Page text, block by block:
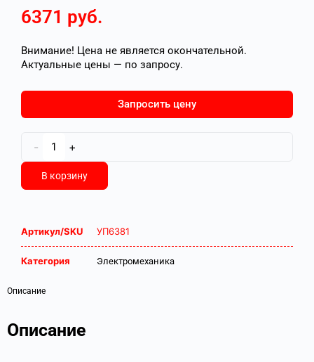
6371 руб.
Внимание! Цена не является окончательной.
Актуальные цены — по запросу.
Запросить цену
- +
В корзину
Артикул/SKU УП6381
Категория Электромеханика
Описание
Описание